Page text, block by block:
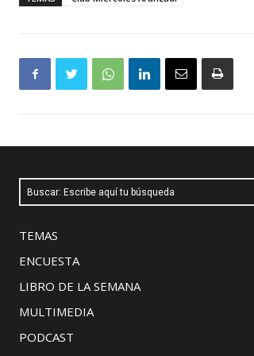
Buscar: Escribe aquí tu búsqueda
TEMAS
ENCUESTA
LIBRO DE LA SEMANA
MULTIMEDIA
PODCAST